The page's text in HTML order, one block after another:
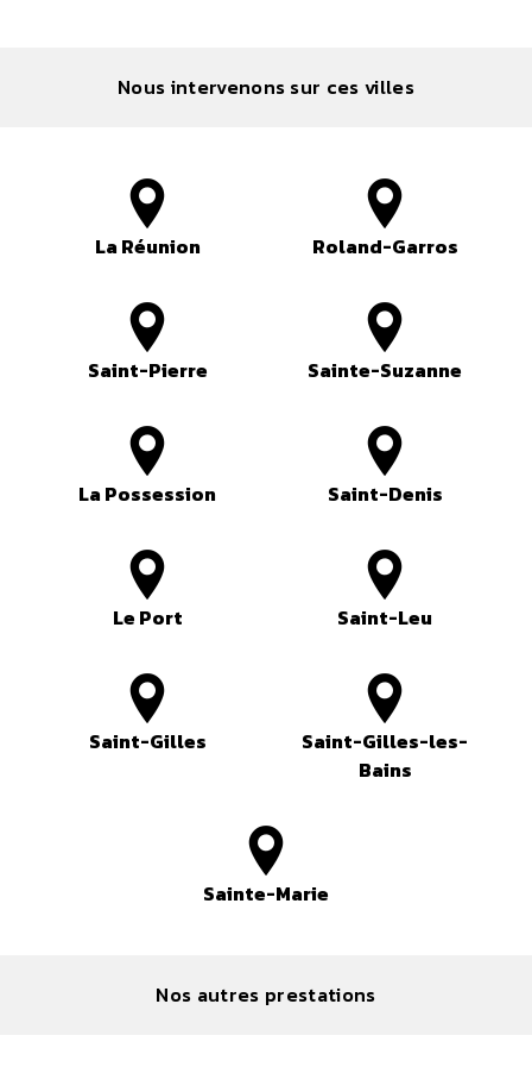
Nous intervenons sur ces villes
La Réunion Roland-Garros
Saint-Pierre Sainte-Suzanne
La Possession Saint-Denis
Le Port Saint-Leu
Saint-Gilles
Saint-Gilles-les-
Bains
Sainte-Marie
Nos autres prestations